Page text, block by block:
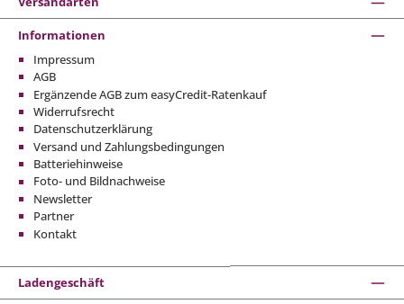
Informationen
Impressum
AGB
Ergänzende AGB zum easyCredit-Ratenkauf
Widerrufsrecht
Datenschutzerklärung
Versand und Zahlungsbedingungen
Batteriehinweise
Foto- und Bildnachweise
Newsletter
Partner
Kontakt
Ladengeschäft